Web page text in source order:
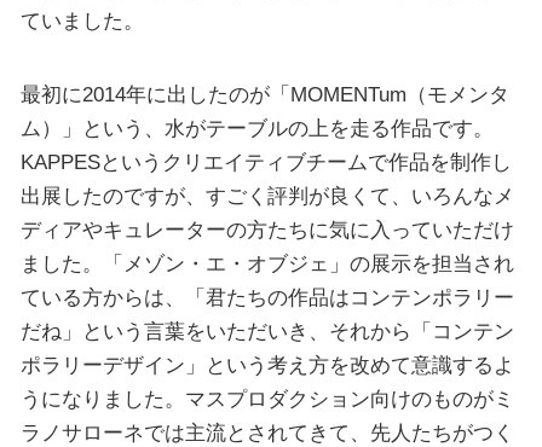
ていました。
最初に2014年に出したのが「MOMENTum（モメンタ
ム）」という、水がテーブルの上を走る作品です。
KAPPESというクリエイティブチームで作品を制作し
出展したのですが、すごく評判が良くて、いろんなメ
ディアやキュレーターの方たちに気に入っていただけ
ました。「メゾン・エ・オブジェ」の展示を担当され
ている方からは、「君たちの作品はコンテンポラリー
だね」という言葉をいただいき、それから「コンテン
ポラリーデザイン」という考え方を改めて意識するよ
うになりました。マスプロダクション向けのものがミ
ラノサローネでは主流とされてきて、先人たちがつく